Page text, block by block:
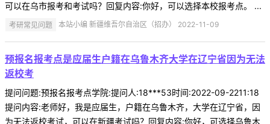
可以在乌市报考和考试吗？回复内容:你好，可以选择本校报考点。 ...
考研常见问题 本站小编 新疆维吾尔自治区（招办） 2022-11-09
预报名报考点是应届生户籍在乌鲁木齐大学在辽宁省因为无法
返校考
提问问题:预报名报考点学院:提问人:18***53时间:2022-09-2211:18
提问内容:老师好，我是应届生，户籍在乌鲁木齐，大学在辽宁省，因
为无法返校考试，可以在新疆考试吗？回复内容:你好，可选择乌鲁木